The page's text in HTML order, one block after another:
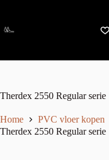
Therdex 2550 Regular serie
Home PVC vloer kopen
Therdex 2550 Regular serie